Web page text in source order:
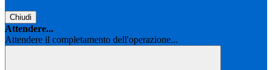
Chiudi
Attendere...
Attendere il completamento dell'operazione...